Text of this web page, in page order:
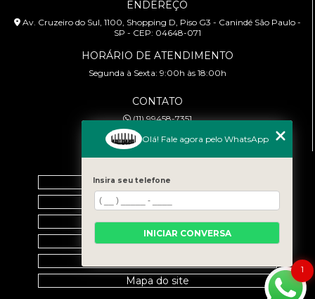
ENDEREÇO
Av. Cruzeiro do Sul, 1100, Shopping D, Piso G3 - Canindé São Paulo -
SP - CEP: 04648-071
HORÁRIO DE ATENDIMENTO
Segunda à Sexta: 9:00h às 18:00h
CONTATO
(11) 99458-7351
cursoabtrans@gmail.com
Home
Empresa
Galeria
Contato
Mapa do site
1
Olá! Fale agora pelo WhatsApp
Insira seu telefone
INICIAR CONVERSA